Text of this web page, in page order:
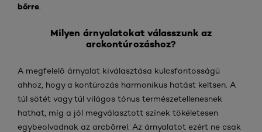
bőrre.
Milyen árnyalatokat válasszunk az
arckontúrozáshoz?
A megfelelő árnyalat kiválasztása kulcsfontosságú
ahhoz, hogy a kontúrozás harmonikus hatást keltsen. A
túl sötét vagy túl világos tónus természetellenesnek
hathat, míg a jól megválasztott színek tökéletesen
egybeolvadnak az arcbőrrel. Az árnyalatot ezért ne csak